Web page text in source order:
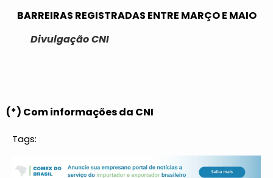
BARREIRAS REGISTRADAS ENTRE MARÇO E MAIO
Divulgação CNI
(*) Com informações da CNI
Tags: